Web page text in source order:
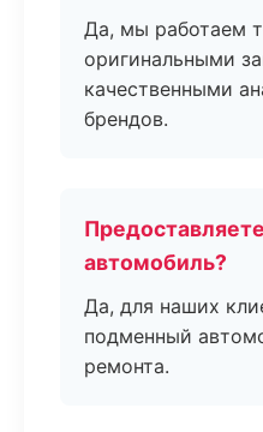
Да, мы работаем
оригинальными
качественными
брендов.
автомобиль?
Да, для наших
подменный
ремонта.